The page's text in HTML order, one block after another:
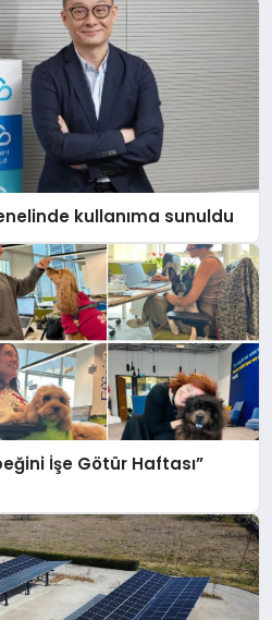
kullanıma sunuldu
İşe Götür Haftası”